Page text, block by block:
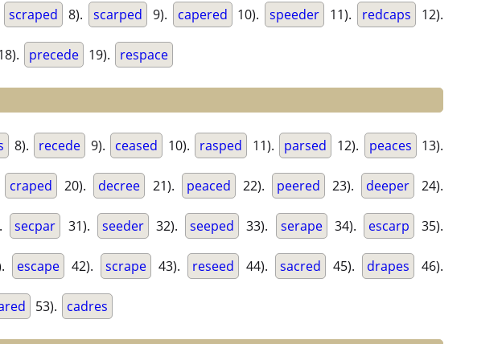
scraped 8). scarped 9). capered 10). speeder 11). redcaps 12).
precede 19). respace
8). recede 9). ceased 10). rasped 11). parsed 12). peaces 13).
craped 20). decree 21). peaced 22). peered 23). deeper 24).
secpar 31). seeder 32). seeped 33). serape 34). escarp 35).
escape 42). scrape 43). reseed 44). sacred 45). drapes 46).
53). cadres